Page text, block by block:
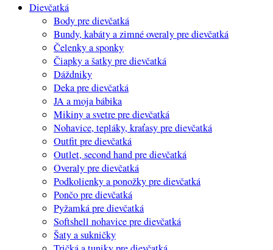
Dievčatká
Body pre dievčatká
Bundy, kabáty a zimné overaly pre dievčatká
Čelenky a sponky
Čiapky a šatky pre dievčatká
Dáždniky
Deka pre dievčatká
JA a moja bábika
Mikiny a svetre pre dievčatká
Nohavice, tepláky, kraťasy pre dievčatká
Outfit pre dievčatká
Outlet, second hand pre dievčatká
Overaly pre dievčatká
Podkolienky a ponožky pre dievčatká
Pončo pre dievčatká
Pyžamká pre dievčatká
Softshell nohavice pre dievčatká
Šaty a sukničky